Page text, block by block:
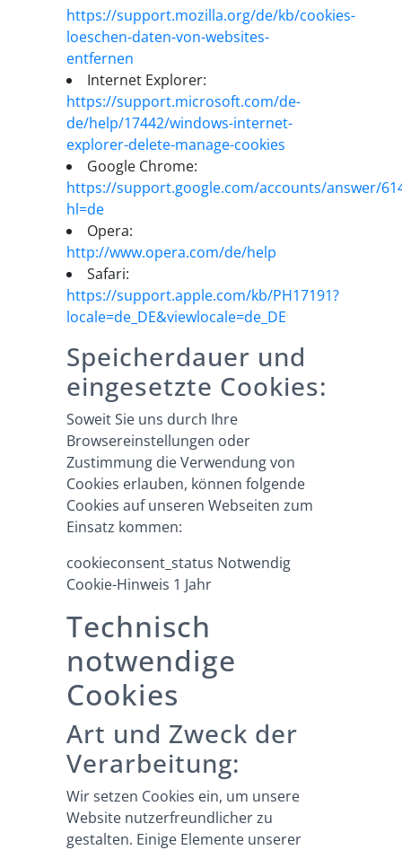
https://support.mozilla.org/de/kb/cookies-
loeschen-daten-von-websites-
entfernen
Internet Explorer:
https://support.microsoft.com/de-
de/help/17442/windows-internet-
explorer-delete-manage-cookies
Google Chrome:
https://support.google.com/accounts/answer/
hl=de
Opera:
http://www.opera.com/de/help
Safari:
https://support.apple.com/kb/PH17191?
locale=de_DE&viewlocale=de_DE
Speicherdauer und
eingesetzte Cookies:
Soweit Sie uns durch Ihre
Browsereinstellungen oder
Zustimmung die Verwendung von
Cookies erlauben, können folgende
Cookies auf unseren Webseiten zum
Einsatz kommen:
cookieconsent_status Notwendig
Cookie-Hinweis 1 Jahr
Technisch
notwendige
Cookies
Art und Zweck der
Verarbeitung:
Wir setzen Cookies ein, um unsere
Website nutzerfreundlicher zu
gestalten. Einige Elemente unserer